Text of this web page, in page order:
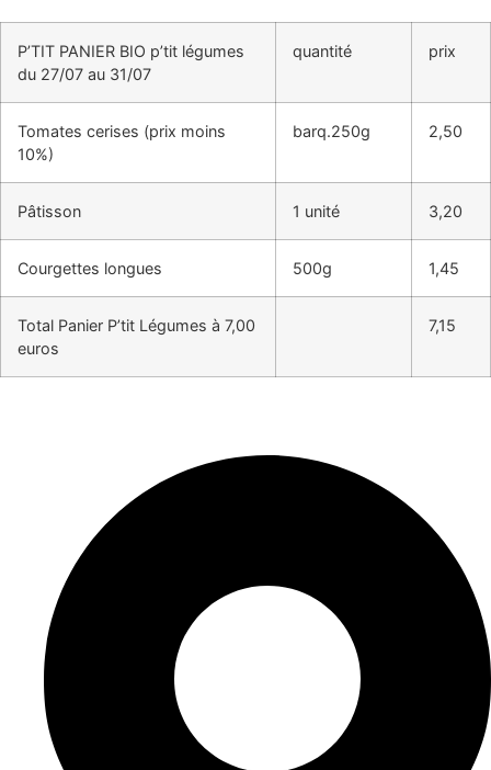
P’TIT PANIER BIO p’tit légumes
du 27/07 au 31/07
quantité prix
Tomates cerises (prix moins
10%)
barq.250g 2,50
Pâtisson 1 unité 3,20
Courgettes longues 500g 1,45
Total Panier P’tit Légumes à 7,00
euros
7,15